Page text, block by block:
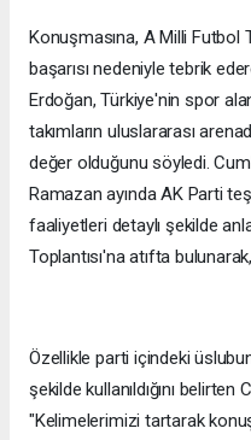
Konuşmasına, A Milli Futbol
başarısı nedeniyle tebrik
Erdoğan, Türkiye'nin spor
takımların uluslararası
değer olduğunu söyledi.
Ramazan ayında AK Parti
faaliyetleri detaylı şekilde
Toplantısı'na atıfta
Özellikle parti içindeki
şekilde kullanıldığını
"Kelimelerimizi tartarak